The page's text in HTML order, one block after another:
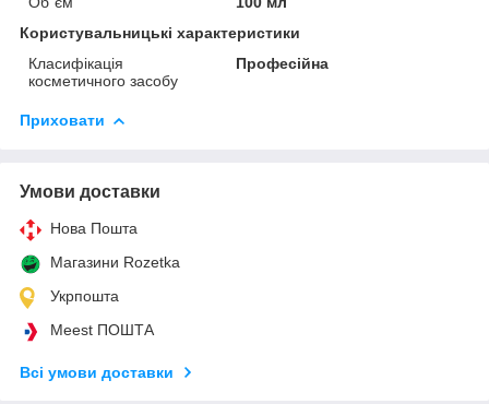
Користувальницькі характеристики
Класифікація
косметичного засобу
Професійна
Приховати
Умови доставки
Нова Пошта
Магазини Rozetka
Укрпошта
Meest ПОШТА
Всі умови доставки